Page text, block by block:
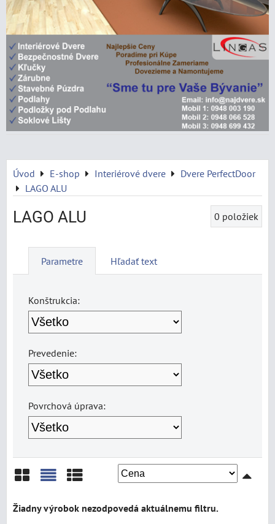
Úvod E-shop Interiérové dvere
Dvere PerfectDoor
LAGO ALU
LAGO ALU 0 položiek
Parametre Hľadať text
Konštrukcia:
Prevedenie:
Povrchová úprava:
Mriežka